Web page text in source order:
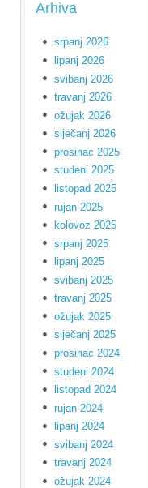
Arhiva
srpanj 2026
lipanj 2026
svibanj 2026
travanj 2026
ožujak 2026
siječanj 2026
prosinac 2025
studeni 2025
listopad 2025
rujan 2025
kolovoz 2025
srpanj 2025
lipanj 2025
svibanj 2025
travanj 2025
ožujak 2025
siječanj 2025
prosinac 2024
studeni 2024
listopad 2024
rujan 2024
lipanj 2024
svibanj 2024
travanj 2024
ožujak 2024